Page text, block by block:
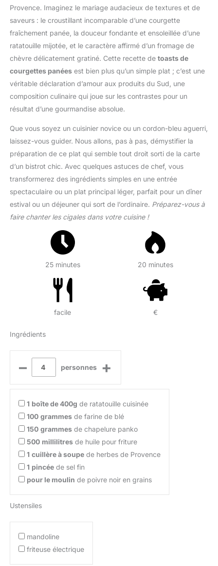
Provence. Imaginez le mariage audacieux de textures et de
saveurs : le croustillant incomparable d’une courgette
fraîchement panée, la douceur fondante et ensoleillée d’une
ratatouille mijotée, et le caractère affirmé d’un fromage de
chèvre délicatement gratiné. Cette recette de toasts de
courgettes panées est bien plus qu’un simple plat ; c’est une
véritable déclaration d’amour aux produits du Sud, une
composition culinaire qui joue sur les contrastes pour un
résultat d’une gourmandise absolue.
Que vous soyez un cuisinier novice ou un cordon-bleu aguerri,
laissez-vous guider. Nous allons, pas à pas, démystifier la
préparation de ce plat qui semble tout droit sorti de la carte
d’un bistrot chic. Avec quelques astuces de chef, vous
transformerez des ingrédients simples en une entrée
spectaculaire ou un plat principal léger, parfait pour un dîner
estival ou un déjeuner qui sort de l’ordinaire. Préparez-vous à
faire chanter les cigales dans votre cuisine !
25 minutes 20 minutes
facile €
Ingrédients
– personnes +
1 boîte de 400g de ratatouille cuisinée
100 grammes de farine de blé
150 grammes de chapelure panko
500 millilitres de huile pour friture
1 cuillère à soupe de herbes de Provence
1 pincée de sel fin
pour le moulin de poivre noir en grains
Ustensiles
mandoline
friteuse électrique